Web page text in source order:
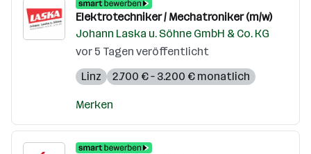
Elektrotechniker / Mechatroniker (m/w)
Johann Laska u. Söhne GmbH & Co. KG
vor 5 Tagen veröffentlicht
Linz
2.700 € – 3.200 € monatlich
Merken